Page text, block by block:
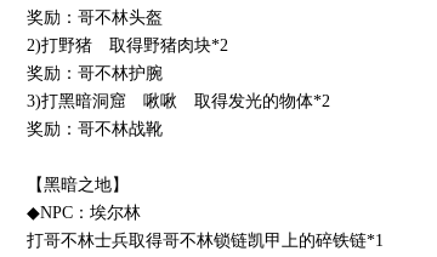
奖励：哥不林头盔
2)打野猪 取得野猪肉块*2
奖励：哥不林护腕
3)打黑暗洞窟 啾啾 取得发光的物体*2
奖励：哥不林战靴
【黑暗之地】
◆NPC：埃尔林
打哥不林士兵取得哥不林锁链凯甲上的碎铁链*1